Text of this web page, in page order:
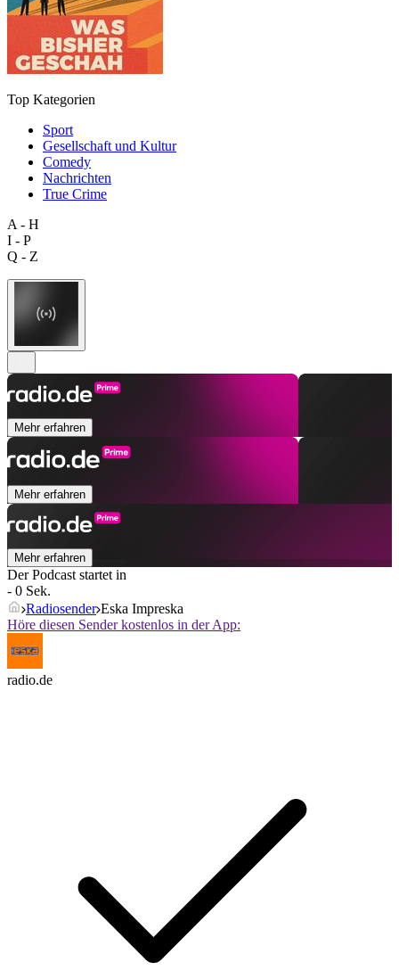
Top Kategorien
Sport
Gesellschaft und Kultur
Comedy
Nachrichten
True Crime
A - H
I - P
Q - Z
Mehr erfahren
Mehr erfahren
Mehr erfahren
Der Podcast startet in
- 0 Sek.
Radiosender Eska Impreska
Höre diesen Sender kostenlos in der App:
radio.de